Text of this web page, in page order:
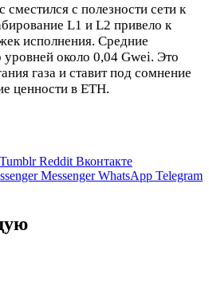
с полезности сети к
L1 и L2 привело к
исполнения. Средние
около 0,04 Gwei. Это
газа и ставит под сомнение
ценности в ETH.
Tumblr Reddit Вконтакте
Messenger WhatsApp Telegram